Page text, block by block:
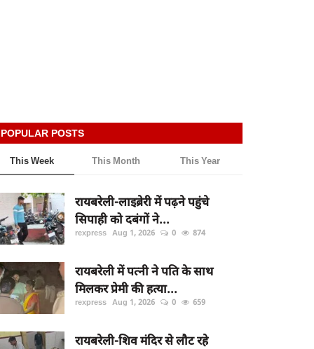
POPULAR POSTS
This Week This Month This Year
रायबरेली-लाइब्रेरी में पढ़ने पहुंचे
सिपाही को दबंगों ने...
rexpress Aug 1, 2026 0 874
रायबरेली में पत्नी ने पति के साथ
मिलकर प्रेमी की हत्या...
rexpress Aug 1, 2026 0 659
रायबरेली-शिव मंदिर से लौट रहे